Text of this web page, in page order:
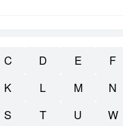
C D E F
K L M N
S T U W